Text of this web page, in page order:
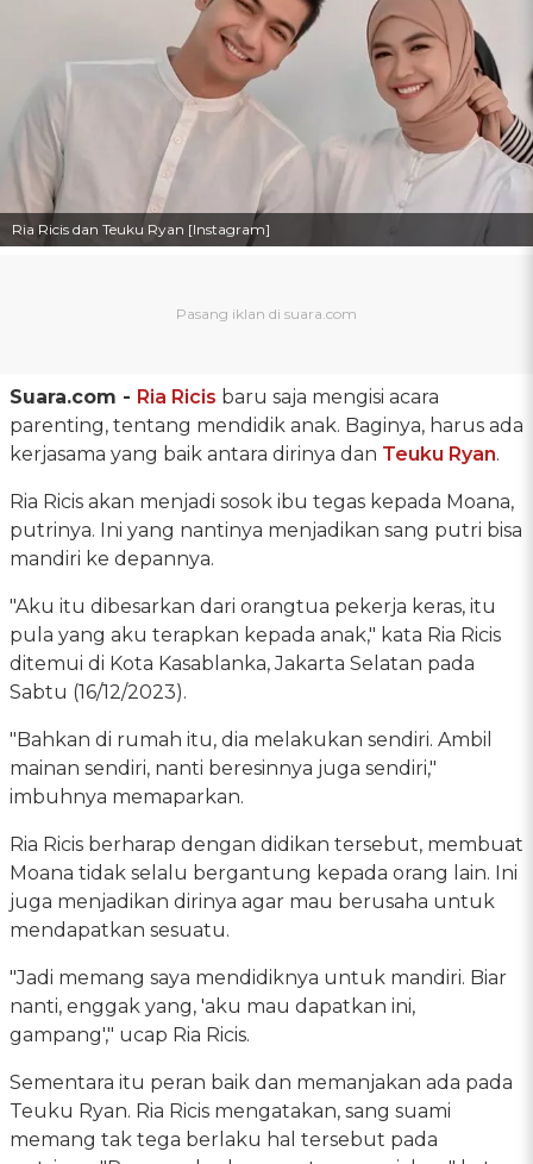
Ria Ricis dan Teuku Ryan [Instagram]
Suara.com - Ria Ricis baru saja mengisi acara
parenting, tentang mendidik anak. Baginya, harus ada
kerjasama yang baik antara dirinya dan Teuku Ryan.
Ria Ricis akan menjadi sosok ibu tegas kepada Moana,
putrinya. Ini yang nantinya menjadikan sang putri bisa
mandiri ke depannya.
"Aku itu dibesarkan dari orangtua pekerja keras, itu
pula yang aku terapkan kepada anak," kata Ria Ricis
ditemui di Kota Kasablanka, Jakarta Selatan pada
Sabtu (16/12/2023).
"Bahkan di rumah itu, dia melakukan sendiri. Ambil
mainan sendiri, nanti beresinnya juga sendiri,"
imbuhnya memaparkan.
Ria Ricis berharap dengan didikan tersebut, membuat
Moana tidak selalu bergantung kepada orang lain. Ini
juga menjadikan dirinya agar mau berusaha untuk
mendapatkan sesuatu.
"Jadi memang saya mendidiknya untuk mandiri. Biar
nanti, enggak yang, 'aku mau dapatkan ini,
gampang'," ucap Ria Ricis.
Sementara itu peran baik dan memanjakan ada pada
Teuku Ryan. Ria Ricis mengatakan, sang suami
memang tak tega berlaku hal tersebut pada